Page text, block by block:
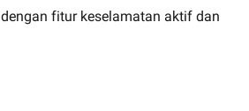
fitur keselamatan aktif dan